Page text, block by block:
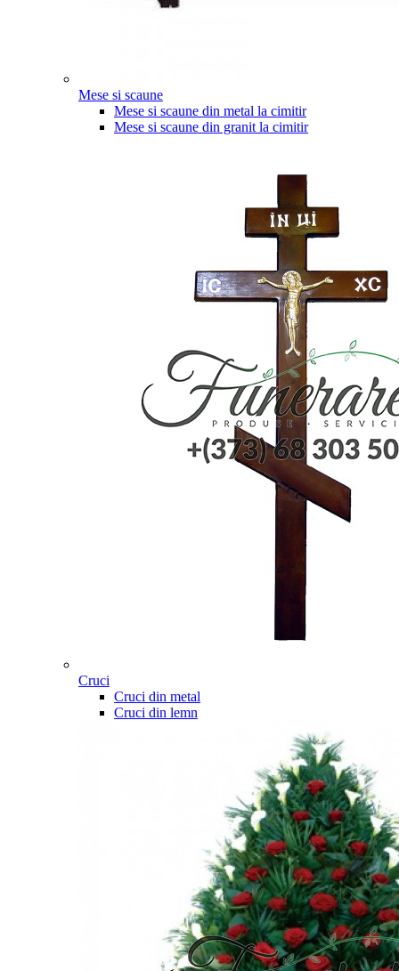
Mese si scaune
Mese si scaune din metal la cimitir
Mese si scaune din granit la cimitir
Cruci
Cruci din metal
Cruci din lemn